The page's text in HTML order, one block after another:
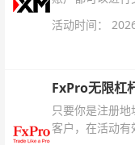
活动时间：
FxPro无限杠
只要你是注册
客户，在活动